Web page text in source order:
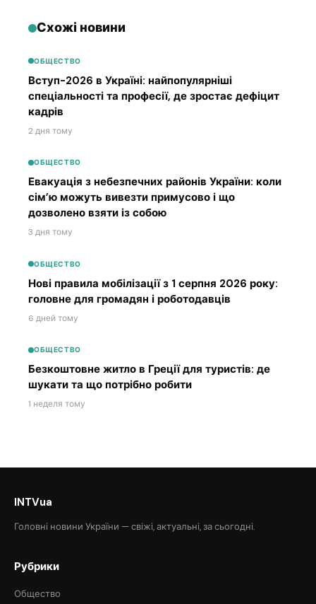
Схожі новини
ОБЩЕСТВО
Вступ-2026 в Україні: найпопулярніші
спеціальності та професії, де зростає дефіцит
кадрів
2 дня тому
ОБЩЕСТВО
Евакуація з небезпечних районів України: коли
сім’ю можуть вивезти примусово і що
дозволено взяти із собою
3 дня тому
ОБЩЕСТВО
Нові правила мобілізації з 1 серпня 2026 року:
головне для громадян і роботодавців
6 дней тому
ОБЩЕСТВО
Безкоштовне житло в Греції для туристів: де
шукати та що потрібно робити
1 неделя тому
INTVua
Головні новини України — свіжі, актуальні, за сьогодні.
Рубрики
Общество